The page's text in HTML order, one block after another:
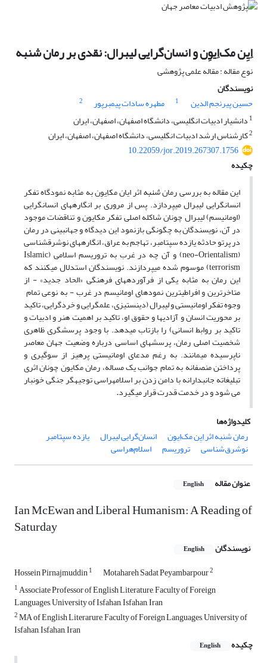
اِیِن مک‌اِیوِن و انسان‌گرایی لیبرال: نقدی بر رمان شنبه
نوع مقاله : مقاله علمی پژوهشی
نویسندگان
حسین پیرنجم الدین
1 مطهره سادات پیمبرپور
2
1 دانشیار ادبیات انگلیسی، دانشگاه اصفهان، اصفهان، ایران
2کارشناس ارشد ادبیات انگلیسی، دانشگاه اصفهان، اصفهان، ایران
10.22059/jor.2019.267307.1756
چکیده
این مقاله به بررسی رمانشنبهاثر ایان مک­اِیوِن به مثابه نمودگاه تفکر
انسان­گرایی لیبرال می­پردازد. پس از مروری بر انگاره­های انسان­گرایی
(اومانیسم) لیبرال چونان شاکله اصلی تفکر مک­ایون و تناقضات موجود
در آن، نویسندگان به چگونگی بازنمود این دیدگاه و جهان­بینی در رمان
در پرتو حادثه یازده سپتامبر، تهاجم به عراق، انگاره­های نوشرق­شناسی
(neo-Orientalism) و آن چه در غرب به تروریسم اسلامی (Islamic
terrorism) موسوم شده می­پردازند. نویسندگان استدلال می­کنند که
این رمان به مثابه یکی از فرآورده­های فرهنگی «الحاد جدید» - از
متاخرترین و افراطی­ترین نمودهای اومانیسم در غرب - به نوعی تمام
وجوه تفکر اومانیستی و لیبرال (دین­ستیزی، علم­گرایی و خردگرایی، تاکید
بر محوریت انسان و آزادی­ها و حقوق او، تاکید بر اهمیت هنر و ادبیات و
تاکید بر روابط انسانی) را بازتاب می­دهد. با وجود پرسشگری ظاهری
شخصیت اصلی رمان، پرسش­های اساسی درباره وضعیت جهان معاصر
ناپرسیده می­مانند. به رغم مدعای اومانیستی پرهیز از سوگیری و
پرداختن منصفانه به تمام جوانب یک مساله، رمان مک­ایون چونان اثری
تبلیغاته جانبدارانه با دامن زدن بر اسلام­هراسی توجیه­گر جنگی خونبار
می شود و در خدمت قدرت قرار می­گیرد.
کلیدواژه‌ها
رمان شنبه اثر اِیِن مک‌اِیوِن
انسان‌گرایی لیبرال یازده سپتامبر
نوشرق‌شناسی تروریسم اسلام‌هراسی
عنوان مقاله English
Ian McEwan and Liberal Humanism: A Reading of
Saturday
نویسندگان English
Hossein Pirnajmuddin1 Motahareh Sadat Peyambarpour2
1Associate Professor of English Literature, Faculty of Foreign
Languages, University of Isfahan, Isfahan, Iran
2MA of English Literarure, Faculty of Foreign Languages, University of
Isfahan, Isfahan, Iran
چکیده
English